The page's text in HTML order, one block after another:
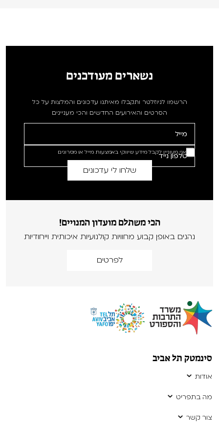
נשארים מעודכנים
הרשמו לניוזלטר ותקבלו מאיתנו עדכונים והמלצות על כל
הסרטים והאירועים החדשים והכי מעניינים
אני מעוניין לקבל מידע שיווקי באמצעות מייל או מסרונים
הכי משתלם מועדון המנויים!
נהנים באופן קבוע מחוויות קולנועיות איכותית וייחודיות
לפרטים
סינמטק תל אביב
אודות
מה בתפריט
צור קשר